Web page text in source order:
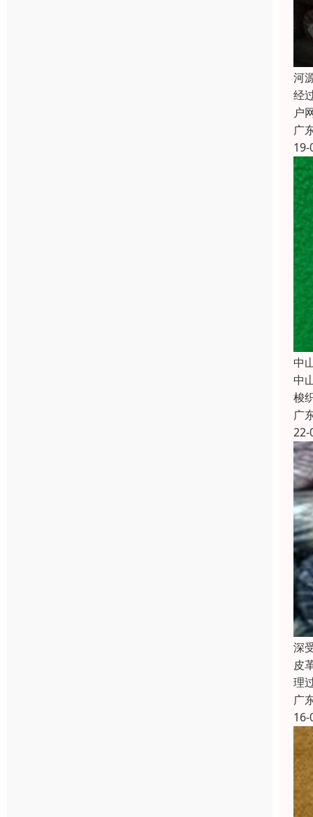
河
经
户
广
19-
中
中
梭
广
22-
深
皮
理
广
16-